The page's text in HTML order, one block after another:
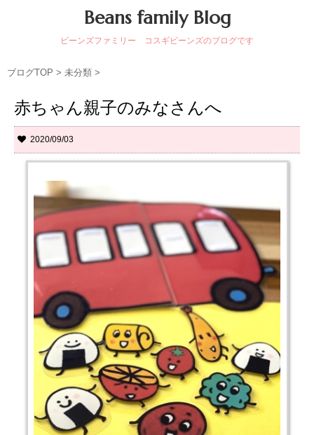
Beans family Blog
ビーンズファミリー コスギビーンズのブログです
ブログTOP > 未分類 >
赤ちゃん親子のみなさんへ
2020/09/03